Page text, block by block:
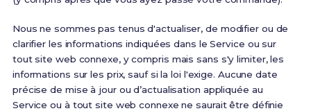
Nous ne sommes pas tenus d'actualiser, de modifier ou de
clarifier les informations indiquées dans le Service ou sur
tout site web connexe, y compris mais sans s'y limiter, les
informations sur les prix, sauf si la loi l'exige. Aucune date
précise de mise à jour ou d’actualisation appliquée au
Service ou à tout site web connexe ne saurait être définie